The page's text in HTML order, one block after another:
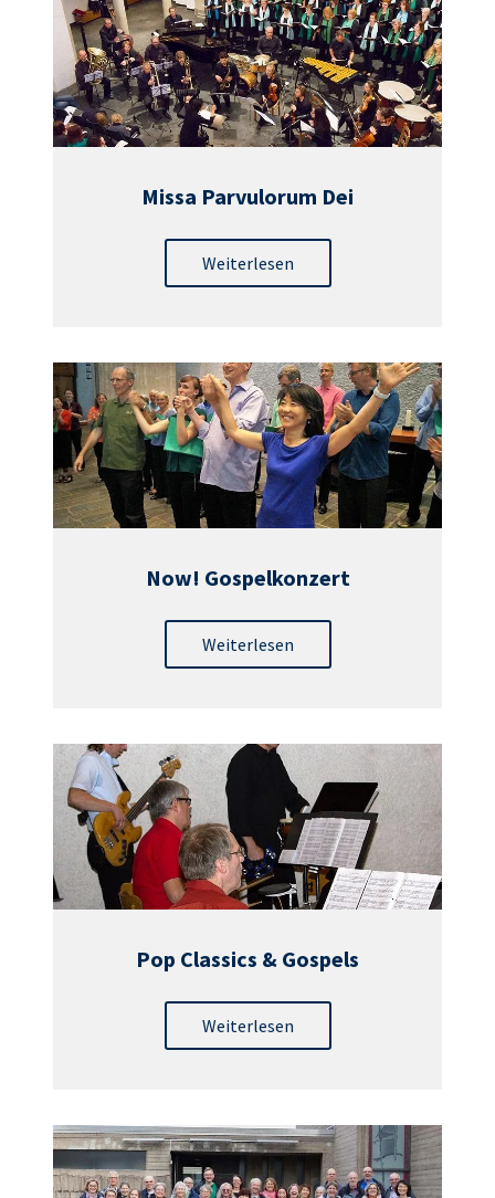
Missa Parvulorum Dei
Weiterlesen
Now! Gospelkonzert
Weiterlesen
Pop Classics & Gospels
Weiterlesen